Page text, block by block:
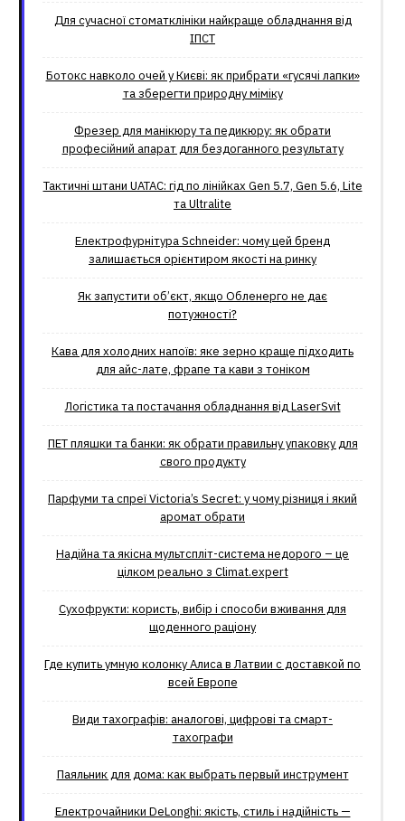
Для сучасної стоматклініки найкраще обладнання від
ІПСТ
Ботокс навколо очей у Києві: як прибрати «гусячі лапки»
та зберегти природну міміку
Фрезер для манікюру та педикюру: як обрати
професійний апарат для бездоганного результату
Тактичні штани UATAC: гід по лінійках Gen 5.7, Gen 5.6, Lite
та Ultralite
Електрофурнітура Schneider: чому цей бренд
залишається орієнтиром якості на ринку
Як запустити об’єкт, якщо Обленерго не дає
потужності?
Кава для холодних напоїв: яке зерно краще підходить
для айс-лате, фрапе та кави з тоніком
Логістика та постачання обладнання від LaserSvit
ПЕТ пляшки та банки: як обрати правильну упаковку для
свого продукту
Парфуми та спреї Victoria’s Secret: у чому різниця і який
аромат обрати
Надійна та якісна мультспліт-система недорого – це
цілком реально з Climat.еxpert
Сухофрукти: користь, вибір і способи вживання для
щоденного раціону
Где купить умную колонку Алиса в Латвии с доставкой по
всей Европе
Види тахографів: аналогові, цифрові та смарт-
тахографи
Паяльник для дома: как выбрать первый инструмент
Електрочайники DeLonghi: якість, стиль і надійність —